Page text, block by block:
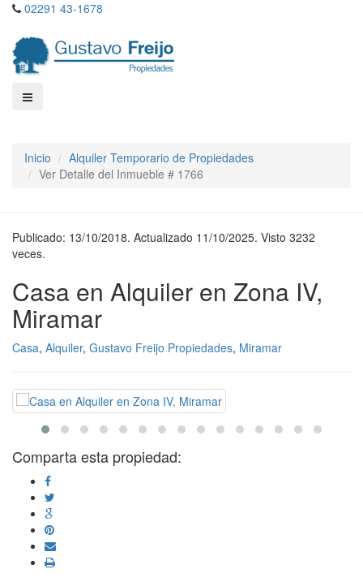
02291 43-1678
Inicio
Alquiler Temporario de Propiedades
Ver Detalle del Inmueble # 1766
Publicado: 13/10/2018. Actualizado 11/10/2025. Visto 3232
veces.
Casa en Alquiler en Zona IV,
Miramar
Casa, Alquiler, Gustavo Freijo Propiedades, Miramar
Comparta esta propiedad: